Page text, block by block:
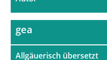
Allgäuerisch übersetzt
gea